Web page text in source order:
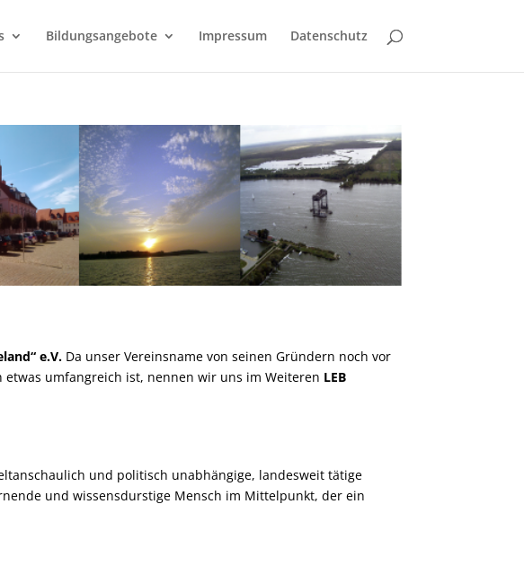
Bildungsangebote Impressum Datenschutz
e.V. Da unser Vereinsname von seinen Gründern noch vor
umfangreich ist, nennen wir uns im Weiteren LEB
und politisch unabhängige, landesweit tätige
und wissensdurstige Mensch im Mittelpunkt, der ein